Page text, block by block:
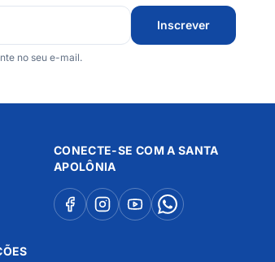
Inscrever
no seu e-mail.
CONECTE-SE COM A SANTA
APOLÔNIA